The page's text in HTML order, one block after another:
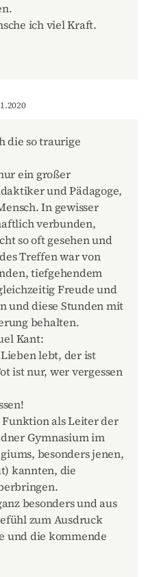
ich viel Kraft.
die so traurige
ein großer
und Pädagoge,
In gewisser
verbunden,
so oft gesehen und
Treffen war von
tiefgehendem
Freude und
und diese Stunden mit
behalten.
Kant:
lebt, der ist
ist nur, wer vergessen
als Leiter der
Gymnasium im
besonders jenen,
kannten, die
besonders und aus
zum Ausdruck
und die kommende